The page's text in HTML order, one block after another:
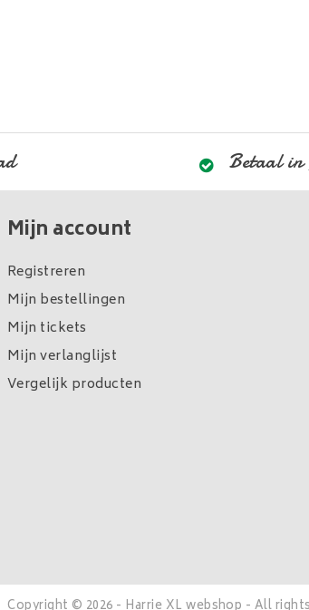
Betaal in
Mijn account
Registreren
Mijn bestellingen
Mijn tickets
Mijn verlanglijst
Vergelijk producten